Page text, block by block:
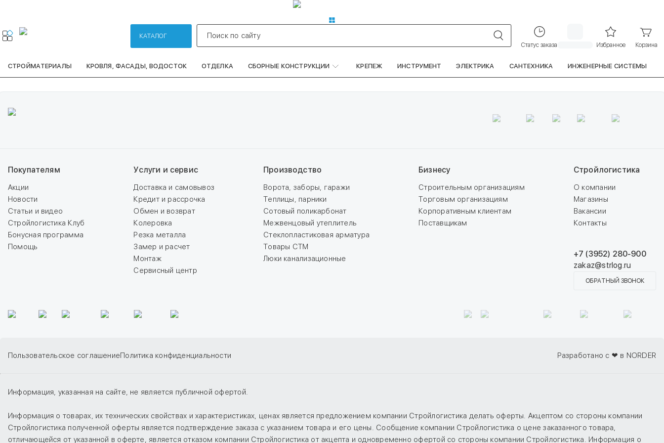
КАТАЛОГ Поиск по сайту
Статус заказа Избранное Корзина
СТРОЙМАТЕРИАЛЫ КРОВЛЯ, ФАСАДЫ, ВОДОСТОК ОТДЕЛКА СБОРНЫЕ КОНСТРУКЦИИ КРЕПЕЖ ИНСТРУМЕНТ ЭЛЕКТРИКА САНТЕХНИКА ИНЖЕНЕРНЫЕ СИСТЕМЫ
Покупателям
Акции
Новости
Статьи и видео
Стройлогистика Клуб
Бонусная программа
Помощь
Услуги и сервис
Доставка и самовывоз
Кредит и рассрочка
Обмен и возврат
Колеровка
Резка металла
Замер и расчет
Монтаж
Сервисный центр
Производство
Ворота, заборы, гаражи
Теплицы, парники
Сотовый поликарбонат
Межвенцовый утеплитель
Стеклопластиковая арматура
Товары СТМ
Люки канализационные
Бизнесу
Строительным организациям
Торговым организациям
Корпоративным клиентам
Поставщикам
Стройлогистика
О компании
Магазины
Вакансии
Контакты
+7 (3952) 280-900
zakaz@strlog.ru
ОБРАТНЫЙ ЗВОНОК
Пользовательское соглашениеПолитика конфиденциальности Разработано с ❤ в NORDER
Информация, указанная на сайте, не является публичной офертой.
Информация о товарах, их технических свойствах и характеристиках, ценах является предложением компании Стройлогистика делать оферты. Акцептом со стороны компании
Стройлогистика полученной оферты является подтверждение заказа с указанием товара и его цены. Сообщение компании Стройлогистика о цене заказанного товара,
отличающейся от указанной в оферте, является отказом компании Стройлогистика от акцепта и одновременно офертой со стороны компании Стройлогистика. Информация о